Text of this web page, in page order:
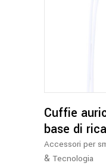
Cuffie
base di
Accessori per
& Tecnologia